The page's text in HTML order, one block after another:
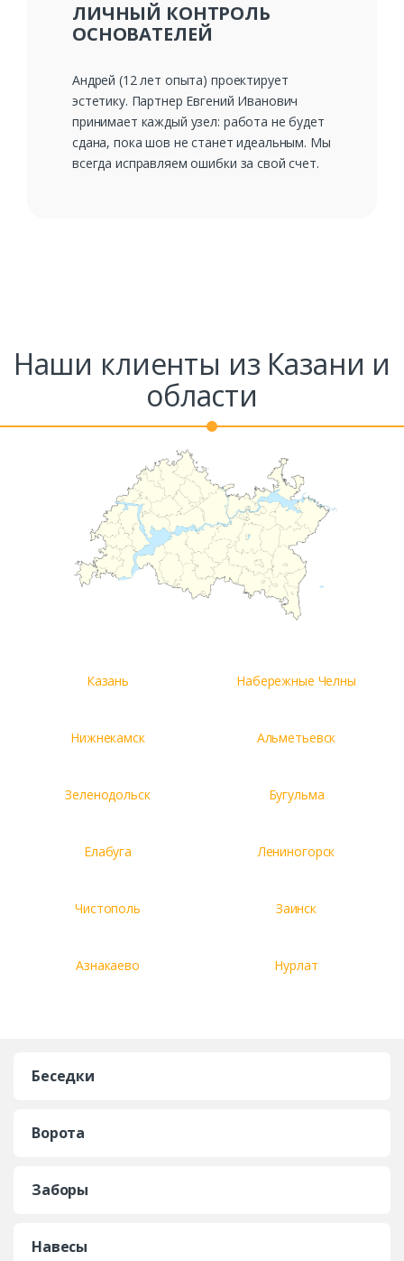
ЛИЧНЫЙ КОНТРОЛЬ
ОСНОВАТЕЛЕЙ
Андрей (12 лет опыта) проектирует
эстетику. Партнер Евгений Иванович
принимает каждый узел: работа не будет
сдана, пока шов не станет идеальным. Мы
всегда исправляем ошибки за свой счет.
Наши клиенты из Казани и
области
Казань Набережные Челны
Нижнекамск Альметьевск
Зеленодольск Бугульма
Елабуга Лениногорск
Чистополь Заинск
Азнакаево Нурлат
Беседки
Ворота
Заборы
Навесы